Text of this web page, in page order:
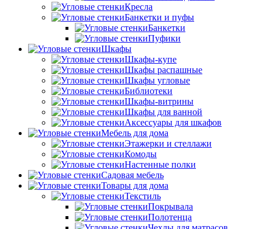
Кресла
Банкетки и пуфы
Банкетки
Пуфики
Шкафы
Шкафы-купе
Шкафы распашные
Шкафы угловые
Библиотеки
Шкафы-витрины
Шкафы для ванной
Аксессуары для шкафов
Мебель для дома
Этажерки и стеллажи
Комоды
Настенные полки
Садовая мебель
Товары для дома
Текстиль
Покрывала
Полотенца